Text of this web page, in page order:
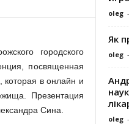
городского
посвященная
которая в онлайн и
Презентация
Сина.
oleg -
Як
oleg -
oleg -